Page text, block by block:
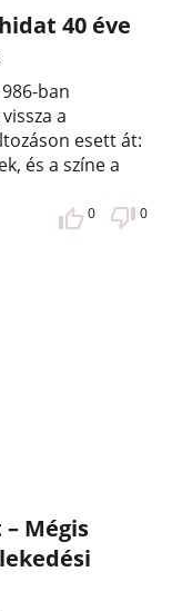
40 éve
ban
a
esett át:
és a színe a
0 0
Mégis